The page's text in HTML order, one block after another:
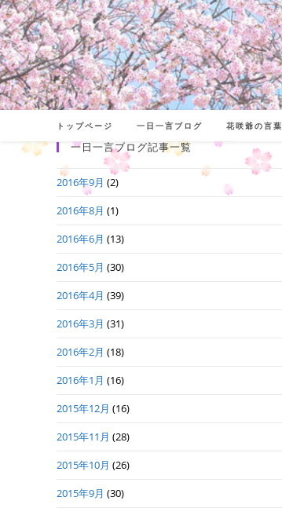
コ
ン
テ
ン
ツ
トップページ 一日一言ブログ 花咲爺の言葉
一日一言ブログ記事一覧
2016年9月 (2)
2016年8月 (1)
2016年6月 (13)
2016年5月 (30)
2016年4月 (39)
2016年3月 (31)
2016年2月 (18)
2016年1月 (16)
2015年12月 (16)
2015年11月 (28)
2015年10月 (26)
2015年9月 (30)